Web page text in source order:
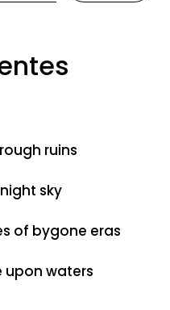
ruins
sky
of bygone eras
upon waters